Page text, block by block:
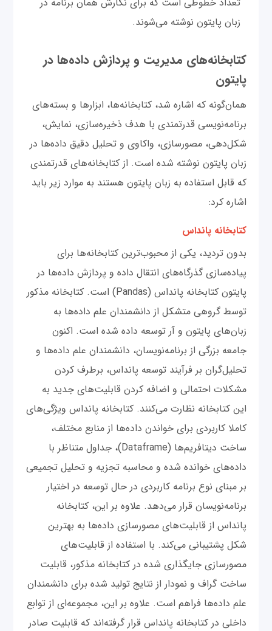
زبان پایتون نوشته می‌شوند.
کتابخانه‌های مدیریت و پردازش داده‌ها در
پایتون
همان‌گونه که اشاره شد، کتابخانه‌ها، ابزارها و بسته‌های
برنامه‌نویسی قدرتمندی با هدف ذخیره‌سازی، نمایش،
شکل‌دهی، مصورسازی، واکاوی و تحلیل دقیق داده‌ها در
زبان پایتون نوشته شده است. از کتابخانه‌های قدرتمندی
که قابل استفاده به زبان پایتون هستند به موارد زیر باید
اشاره کرد:
کتابخانه پانداس
بدون تردید، یکی از محبوب‌ترین کتابخانه‌ها برای
پیاده‌سازی گذرگاه‌های انتقال داده و پردازش داده‌ها در
پایتون کتابخانه پانداس (Pandas) است. کتابخانه مذکور
توسط گروهی متشکل از دانشمندان علم داده‌ها به
زبان‌های پایتون و آر توسعه داده شده است. اکنون
جامعه بزرگی از برنامه‌نویسان، دانشمندان علم داده‌ها و
تحلیل‌گران بر فرآیند توسعه پانداس، برطرف کردن
مشکلات احتمالی و اضافه کردن قابلیت‌های جدید به
این کتابخانه نظارت می‌کنند. کتابخانه پانداس ویژگی‌های
کاملا کاربردی برای خواندن داده‌ها از منابع مختلف،
ساخت دیتافریم‌ها (Dataframe)، جداول متناظر با
داده‌های خوانده شده و محاسبه تجزیه و تحلیل تجمیعی
بر مبنای نوع برنامه کاربردی در حال توسعه در اختیار
برنامه‌نویسان قرار می‌دهد. علاوه بر این، کتابخانه
پانداس از قابلیت‌های مصورسازی داده‌ها به بهترین
شکل پشتیبانی می‌کند. با استفاده از قابلیت‌های
مصورسازی جایگذاری شده در کتابخانه مذکور، قابلیت
ساخت گراف و نمودار از نتایج تولید شده برای دانشمندان
علم داده‌ها فراهم است. علاوه بر این، مجموعه‌ای از توابع
داخلی در کتابخانه پانداس قرار گرفته‌اند که قابلیت صادر